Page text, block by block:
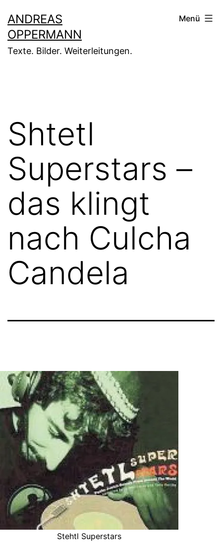
Inhalt
springen
ANDREAS
OPPERMANN
Texte. Bilder. Weiterleitungen.
Menü
Shtetl
Superstars –
das klingt
nach Culcha
Candela
Stehtl Superstars